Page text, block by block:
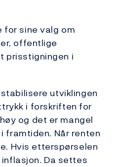
sine valg om
offentlige
prisstigningen i
utviklingen
i forskriften for
og det er mangel
Når renten
Hvis etterspørselen
Da settes